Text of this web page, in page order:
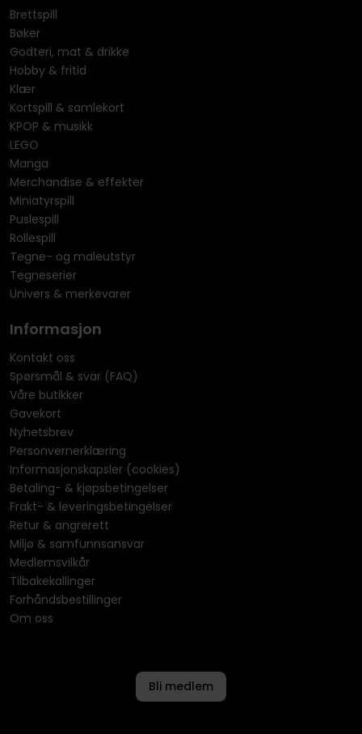
Brettspill
Bøker
Godteri, mat & drikke
Hobby & fritid
Klær
Kortspill & samlekort
KPOP & musikk
LEGO
Manga
Merchandise & effekter
Miniatyrspill
Puslespill
Rollespill
Tegne- og maleutstyr
Tegneserier
Univers & merkevarer
Informasjon
Kontakt oss
Spørsmål & svar (FAQ)
Våre butikker
Gavekort
Nyhetsbrev
Personvernerklæring
Informasjonskapsler (cookies)
Betaling- & kjøpsbetingelser
Frakt- & leveringsbetingelser
Retur & angrerett
Miljø & samfunnsansvar
Medlemsvilkår
Tilbakekallinger
Forhåndsbestillinger
Om oss
Bli medlem